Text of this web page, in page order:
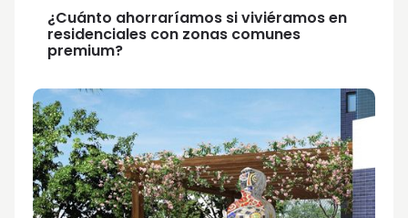
¿Cuánto ahorraríamos si viviéramos en
residenciales con zonas comunes
premium?